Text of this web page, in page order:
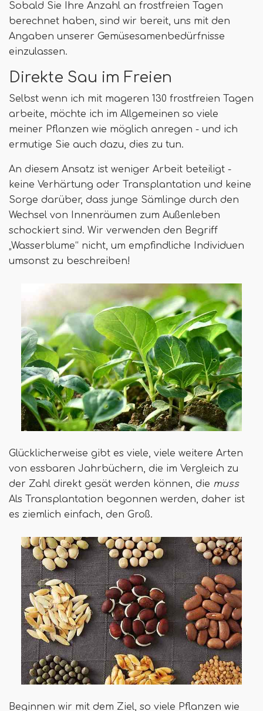
Sobald Sie Ihre Anzahl an frostfreien Tagen
berechnet haben, sind wir bereit, uns mit den
Angaben unserer Gemüsesamenbedürfnisse
einzulassen.
Direkte Sau im Freien
Selbst wenn ich mit mageren 130 frostfreien Tagen
arbeite, möchte ich im Allgemeinen so viele
meiner Pflanzen wie möglich anregen - und ich
ermutige Sie auch dazu, dies zu tun.
An diesem Ansatz ist weniger Arbeit beteiligt -
keine Verhärtung oder Transplantation und keine
Sorge darüber, dass junge Sämlinge durch den
Wechsel von Innenräumen zum Außenleben
schockiert sind. Wir verwenden den Begriff
„Wasserblume“ nicht, um empfindliche Individuen
umsonst zu beschreiben!
Glücklicherweise gibt es viele, viele weitere Arten
von essbaren Jahrbüchern, die im Vergleich zu
der Zahl direkt gesät werden können, die muss
Als Transplantation begonnen werden, daher ist
es ziemlich einfach, den Groß.
Beginnen wir mit dem Ziel, so viele Pflanzen wie